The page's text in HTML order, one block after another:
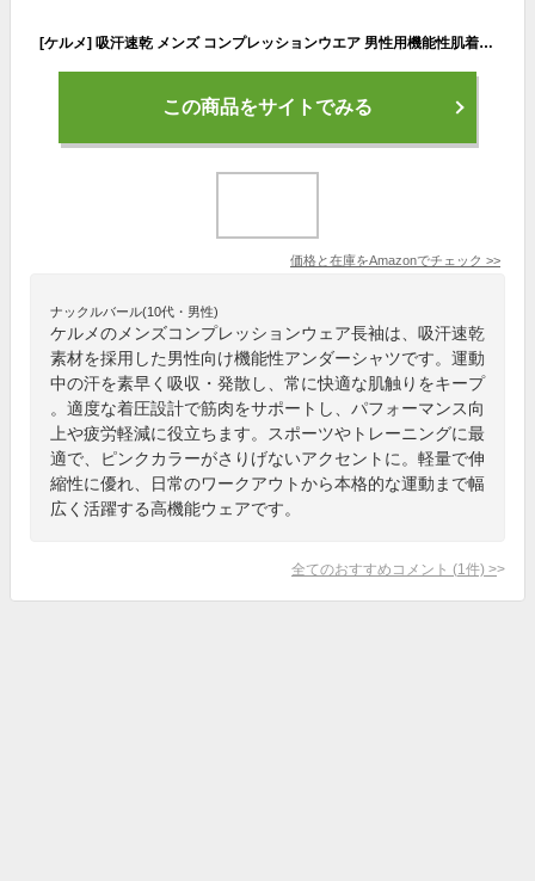
[ケルメ] 吸汗速乾 メンズ コンプレッションウエア 男性用機能性肌着 長袖 スポーツ シャツ アンダーウェア 着圧 (X-Large, ピンク)
この商品をサイトでみる
価格と在庫をAmazonでチェック >>
ナックルバール(10代・男性)
ケルメのメンズコンプレッションウェア長袖は、吸汗速乾
素材を採用した男性向け機能性アンダーシャツです。運動
中の汗を素早く吸収・発散し、常に快適な肌触りをキープ
。適度な着圧設計で筋肉をサポートし、パフォーマンス向
上や疲労軽減に役立ちます。スポーツやトレーニングに最
適で、ピンクカラーがさりげないアクセントに。軽量で伸
縮性に優れ、日常のワークアウトから本格的な運動まで幅
広く活躍する高機能ウェアです。
全てのおすすめコメント (1 件) >